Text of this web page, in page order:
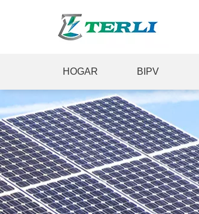
HOGAR BIPV